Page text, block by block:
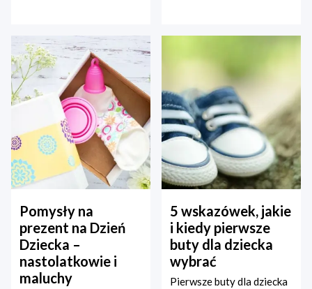
Pomysły na
prezent na Dzień
Dziecka –
nastolatkowie i
maluchy
5 wskazówek, jakie
i kiedy pierwsze
buty dla dziecka
wybrać
Pierwsze buty dla dziecka